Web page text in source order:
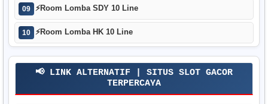
09 ⚡Room Lomba SDY 10 Line
10 ⚡Room Lomba HK 10 Line
📢 LINK ALTERNATIF | SITUS SLOT GACOR
TERPERCAYA